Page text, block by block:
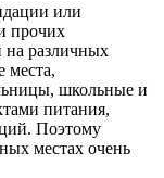
или
прочих
на различных
места,
школьные и
питания,
Поэтому
местах очень